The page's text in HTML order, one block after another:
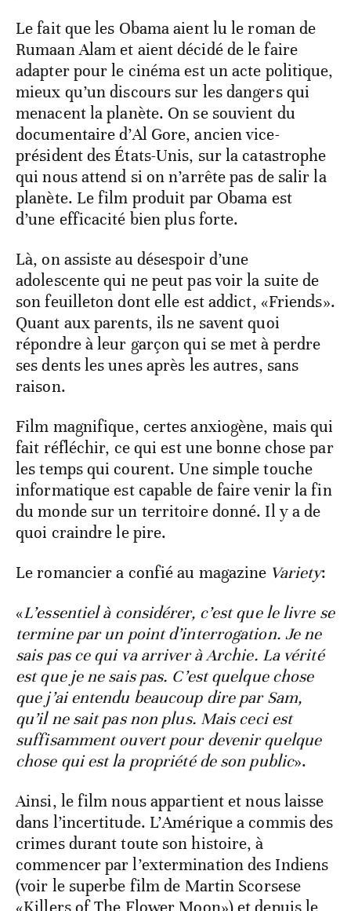
Le fait que les Obama aient lu le roman de
Rumaan Alam et aient décidé de le faire
adapter pour le cinéma est un acte politique,
mieux qu’un discours sur les dangers qui
menacent la planète. On se souvient du
documentaire d’Al Gore, ancien vice-
président des États-Unis, sur la catastrophe
qui nous attend si on n’arrête pas de salir la
planète. Le film produit par Obama est
d’une efficacité bien plus forte.
Là, on assiste au désespoir d’une
adolescente qui ne peut pas voir la suite de
son feuilleton dont elle est addict, «Friends».
Quant aux parents, ils ne savent quoi
répondre à leur garçon qui se met à perdre
ses dents les unes après les autres, sans
raison.
Film magnifique, certes anxiogène, mais qui
fait réfléchir, ce qui est une bonne chose par
les temps qui courent. Une simple touche
informatique est capable de faire venir la fin
du monde sur un territoire donné. Il y a de
quoi craindre le pire.
Le romancier a confié au magazine Variety:
«L’essentiel à considérer, c’est que le livre se
termine par un point d’interrogation. Je ne
sais pas ce qui va arriver à Archie. La vérité
est que je ne sais pas. C’est quelque chose
que j’ai entendu beaucoup dire par Sam,
qu’il ne sait pas non plus. Mais ceci est
suffisamment ouvert pour devenir quelque
chose qui est la propriété de son public».
Ainsi, le film nous appartient et nous laisse
dans l’incertitude. L’Amérique a commis des
crimes durant toute son histoire, à
commencer par l’extermination des Indiens
(voir le superbe film de Martin Scorsese